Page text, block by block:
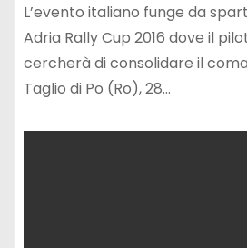
L’evento italiano funge da
Adria Rally Cup 2016 dove il
cercherà di consolidare il
Taglio di Po (Ro), 28…